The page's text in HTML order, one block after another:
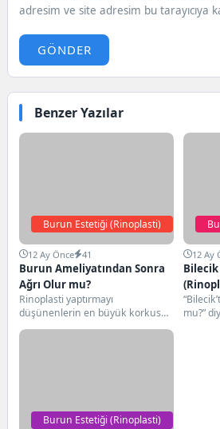
adresim ve site adresim bu tarayıcıya
GÖNDER
Benzer Yazılar
Burun Estetiği (Rinoplasti)
12 Ay Önce 41
Burun Ameliyatından Sonra
Ağrı Olur mu?
Rinoplasti yaptırmayı
düşünenlerin en büyük korkusu
“acaba çok ağrır mı?” sorusudur.
12 Ay
mu?”
Burun Estetiği (Rinoplasti)